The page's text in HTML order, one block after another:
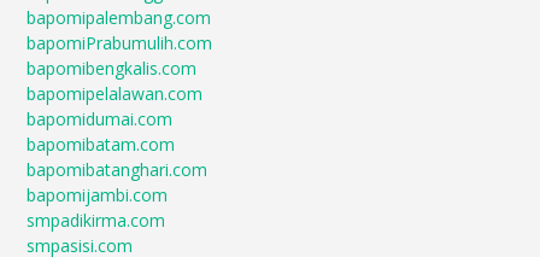
bapomipalembang.com
bapomiPrabumulih.com
bapomibengkalis.com
bapomipelalawan.com
bapomidumai.com
bapomibatam.com
bapomibatanghari.com
bapomijambi.com
smpadikirma.com
smpasisi.com